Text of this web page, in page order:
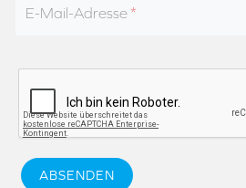
E-Mail-Adresse
ABSENDEN